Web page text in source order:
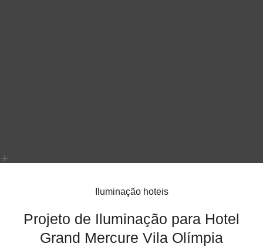
Iluminação hoteis
Projeto de Iluminação para Hotel
Grand Mercure Vila Olímpia